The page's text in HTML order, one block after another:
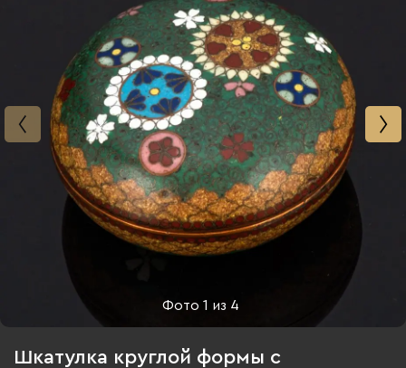
Фото1 из 4
Шкатулка круглой формы с